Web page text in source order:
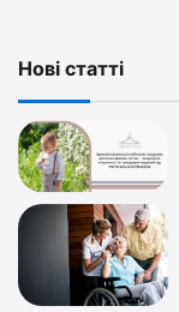
Нові статті